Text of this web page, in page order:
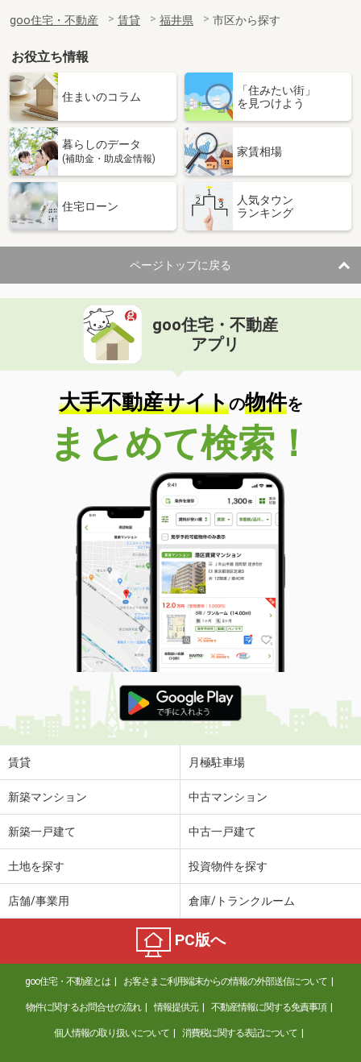
goo住宅・不動産 賃貸 福井県 市区から探す
お役立ち情報
住まいのコラム
「住みたい街」
を見つけよう
暮らしのデータ
(補助金・助成金情報)
家賃相場
住宅ローン
人気タウン
ランキング
ページトップに戻る
goo住宅・不動産
アプリ
大手不動産サイトの物件を
まとめて検索！
賃貸 月極駐車場
新築マンション 中古マンション
新築一戸建て 中古一戸建て
土地を探す 投資物件を探す
店舗/事業用 倉庫/トランクルーム
PC版へ
goo住宅・不動産とは お客さまご利用端末からの情報の外部送信について
物件に関するお問合せの流れ 情報提供元 不動産情報に関する免責事項
個人情報の取り扱いについて 消費税に関する表記について